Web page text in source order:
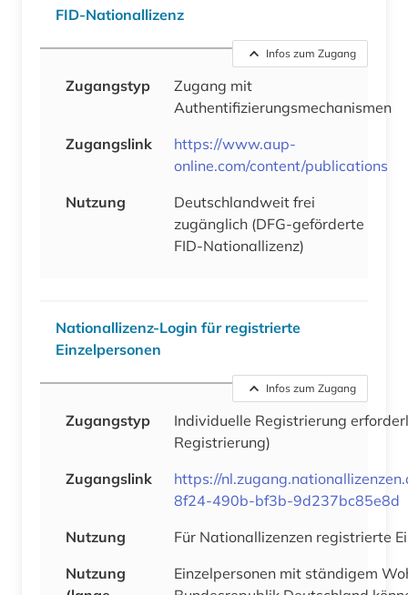
FID-Nationallizenz
Infos zum Zugang
Zugangstyp
Zugang mit
Authentifizierungsmechanismen
Zugangslink
https://www.aup-
online.com/content/publications
Nutzung
Deutschlandweit frei
zugänglich (DFG-geförderte
FID-Nationallizenz)
Nationallizenz-Login für registrierte
Einzelpersonen
Infos zum Zugang
Zugangstyp
Individuelle Registrierung
Registrierung)
Zugangslink
https://
8f24-490b-bf3b-9d237bc85e8d
Nutzung
Für Nationallizenzen registrierte
Nutzung
Einzelpersonen mit ständigem